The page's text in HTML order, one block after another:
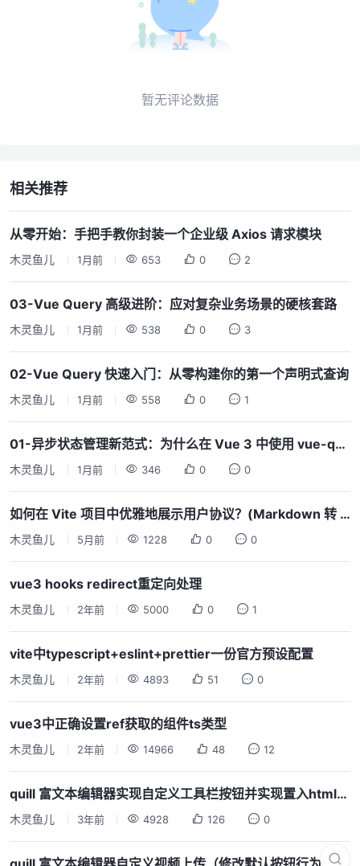
暂无评论数据
相关推荐
从零开始：手把手教你封装一个企业级 Axios 请求模块
木灵鱼儿 1月前 653 0 2
03-Vue Query 高级进阶：应对复杂业务场景的硬核套路
木灵鱼儿 1月前 538 0 3
02-Vue Query 快速入门：从零构建你的第一个声明式查询
木灵鱼儿 1月前 558 0 1
01-异步状态管理新范式：为什么在 Vue 3 中使用 vue-query？
木灵鱼儿 1月前 346 0 0
如何在 Vite 项目中优雅地展示用户协议？(Markdown 转 Vue 组件方案)
木灵鱼儿 5月前 1228 0 0
vue3 hooks redirect重定向处理
木灵鱼儿 2年前 5000 0 1
vite中typescript+eslint+prettier一份官方预设配置
木灵鱼儿 2年前 4893 51 0
vue3中正确设置ref获取的组件ts类型
木灵鱼儿 2年前 14966 48 12
quill 富文本编辑器实现自定义工具栏按钮并实现置入html代码
木灵鱼儿 3年前 4928 126 0